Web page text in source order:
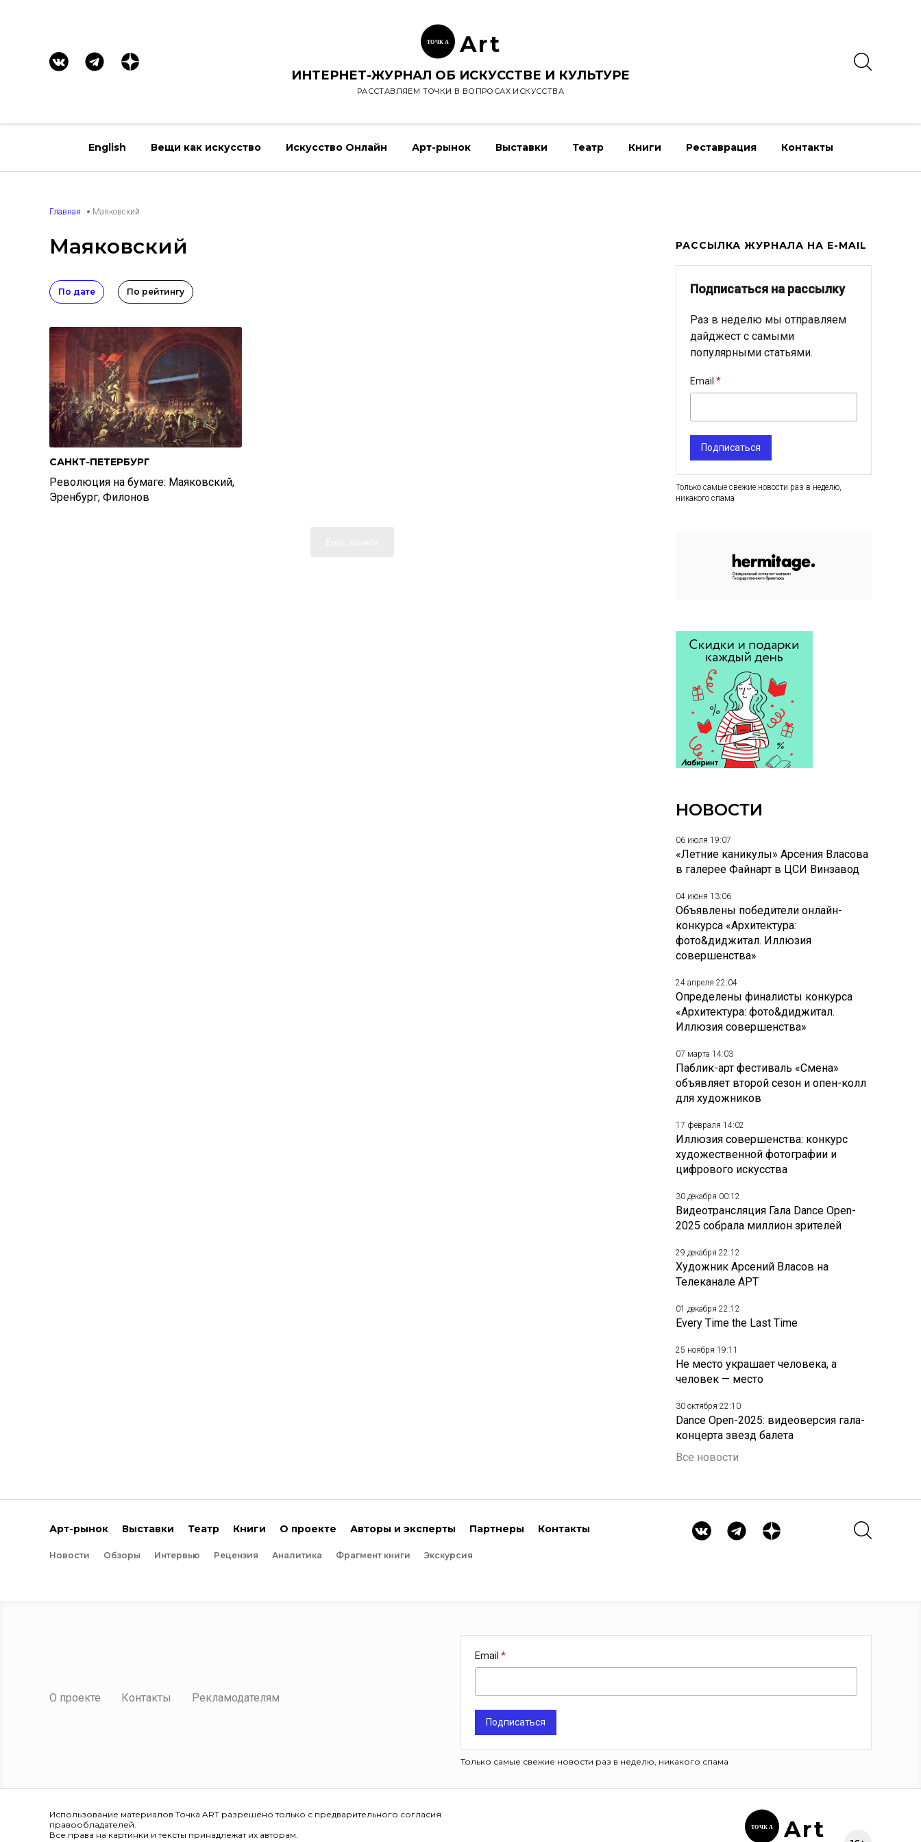
ТОЧК А Art
ИНТЕРНЕТ-ЖУРНАЛ ОБ ИСКУССТВЕ И КУЛЬТУРЕ
РАССТАВЛЯЕМ ТОЧКИ В ВОПРОСАХ ИСКУССТВА
English Вещи как искусство Искусство Онлайн Арт-рынок Выставки Театр Книги Реставрация Контакты
Главная Маяковский
Маяковский
По дате По рейтингу
САНКТ-ПЕТЕРБУРГ
Революция на бумаге: Маяковский,
Эренбург, Филонов
РАССЫЛКА ЖУРНАЛА НА E-MAIL
Подписаться на рассылку
Раз в неделю мы отправляем
дайджест с самыми
популярными статьями.
Email
Подписаться
Только самые свежие новости раз в неделю,
никакого спама
НОВОСТИ
06 июля 19:07
«Летние каникулы» Арсения Власова
в галерее Файнарт в ЦСИ Винзавод
04 июня 13:06
Объявлены победители онлайн-
конкурса «Архитектура:
фото&диджитал. Иллюзия
совершенства»
24 апреля 22:04
Определены финалисты конкурса
«Архитектура: фото&диджитал.
Иллюзия совершенства»
07 марта 14:03
Паблик-арт фестиваль «Смена»
объявляет второй сезон и опен-колл
для художников
17 февраля 14:02
Иллюзия совершенства: конкурс
художественной фотографии и
цифрового искусства
30 декабря 00:12
Видеотрансляция Гала Dance Open-
2025 собрала миллион зрителей
29 декабря 22:12
Художник Арсений Власов на
Телеканале АРТ
01 декабря 22:12
Every Time the Last Time
25 ноября 19:11
Не место украшает человека, а
человек — место
30 октября 22:10
Dance Open-2025: видеоверсия гала-
концерта звезд балета
Все новости
Арт-рынок Выставки Театр Книги О проекте Авторы и эксперты Партнеры Контакты
Новости Обзоры Интервью Рецензия Аналитика Фрагмент книги Экскурсия
О проекте Контакты Рекламодателям
Email
Подписаться
Только самые свежие новости раз в неделю, никакого спама
Использование материалов Точка ART разрешено только с предварительного согласия
правообладателей.
Все права на картинки и тексты принадлежат их авторам.
ТОЧК А Art